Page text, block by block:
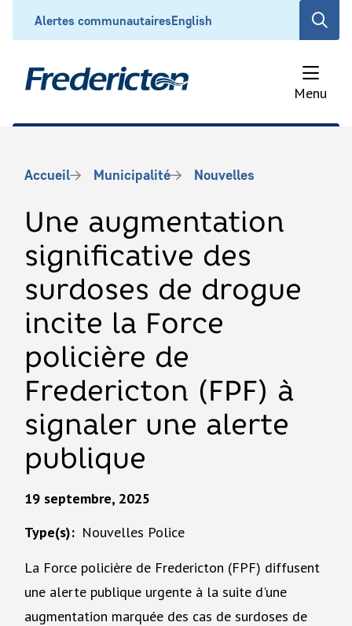
principal
Header
Alertes communautairesEnglish
Open
search
form
Menu
Fil
Accueil Municipalité Nouvelles
Une augmentation
significative des
surdoses de drogue
incite la Force
policière de
Fredericton (FPF) à
signaler une alerte
publique
19 septembre, 2025
Type(s)
Nouvelles Police
La Force policière de Fredericton (FPF) diffusent
une alerte publique urgente à la suite d'une
augmentation marquée des cas de surdoses de